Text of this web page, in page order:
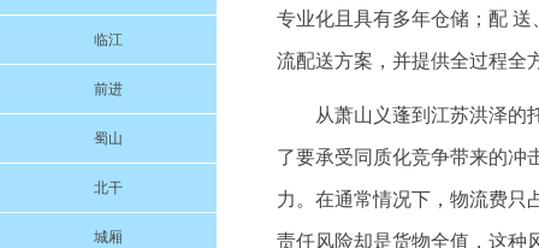
临江
前进
蜀山
北干
城厢
专业化且具有多年仓储；配
流配送方案，并提供全过程全
从萧山义蓬到江苏洪泽的
了要承受同质化竞争带来的冲
力。在通常情况下，物流费只
责任风险却是货物全值，这种